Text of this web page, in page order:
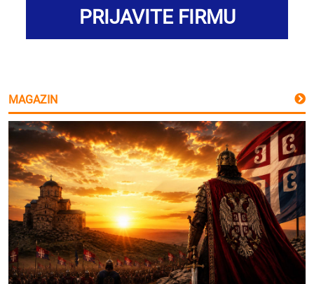
PRIJAVITE FIRMU
MAGAZIN